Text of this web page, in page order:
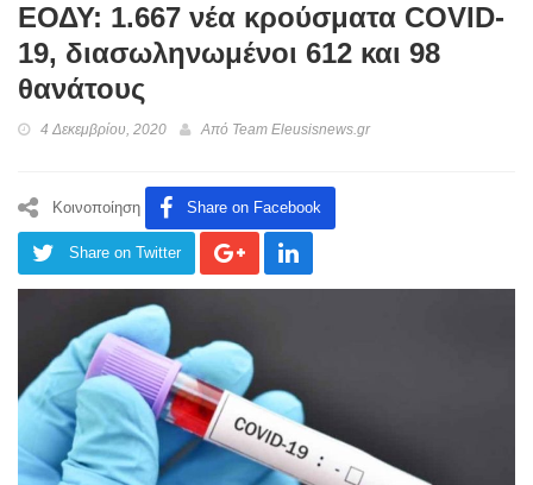
ΕΟΔΥ: 1.667 νέα κρούσματα COVID-
19, διασωληνωμένοι 612 και 98
θανάτους
4 Δεκεμβρίου, 2020 Από Team Eleusisnews.gr
Κοινοποίηση Share on Facebook
Share on Twitter